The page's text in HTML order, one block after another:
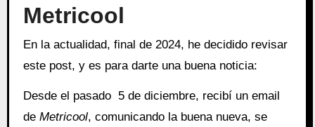
Metricool
En la actualidad, final de 2024, he decidido revisar
este post, y es para darte una buena noticia:
Desde el pasado 5 de diciembre, recibí un email
de Metricool, comunicando la buena nueva, se